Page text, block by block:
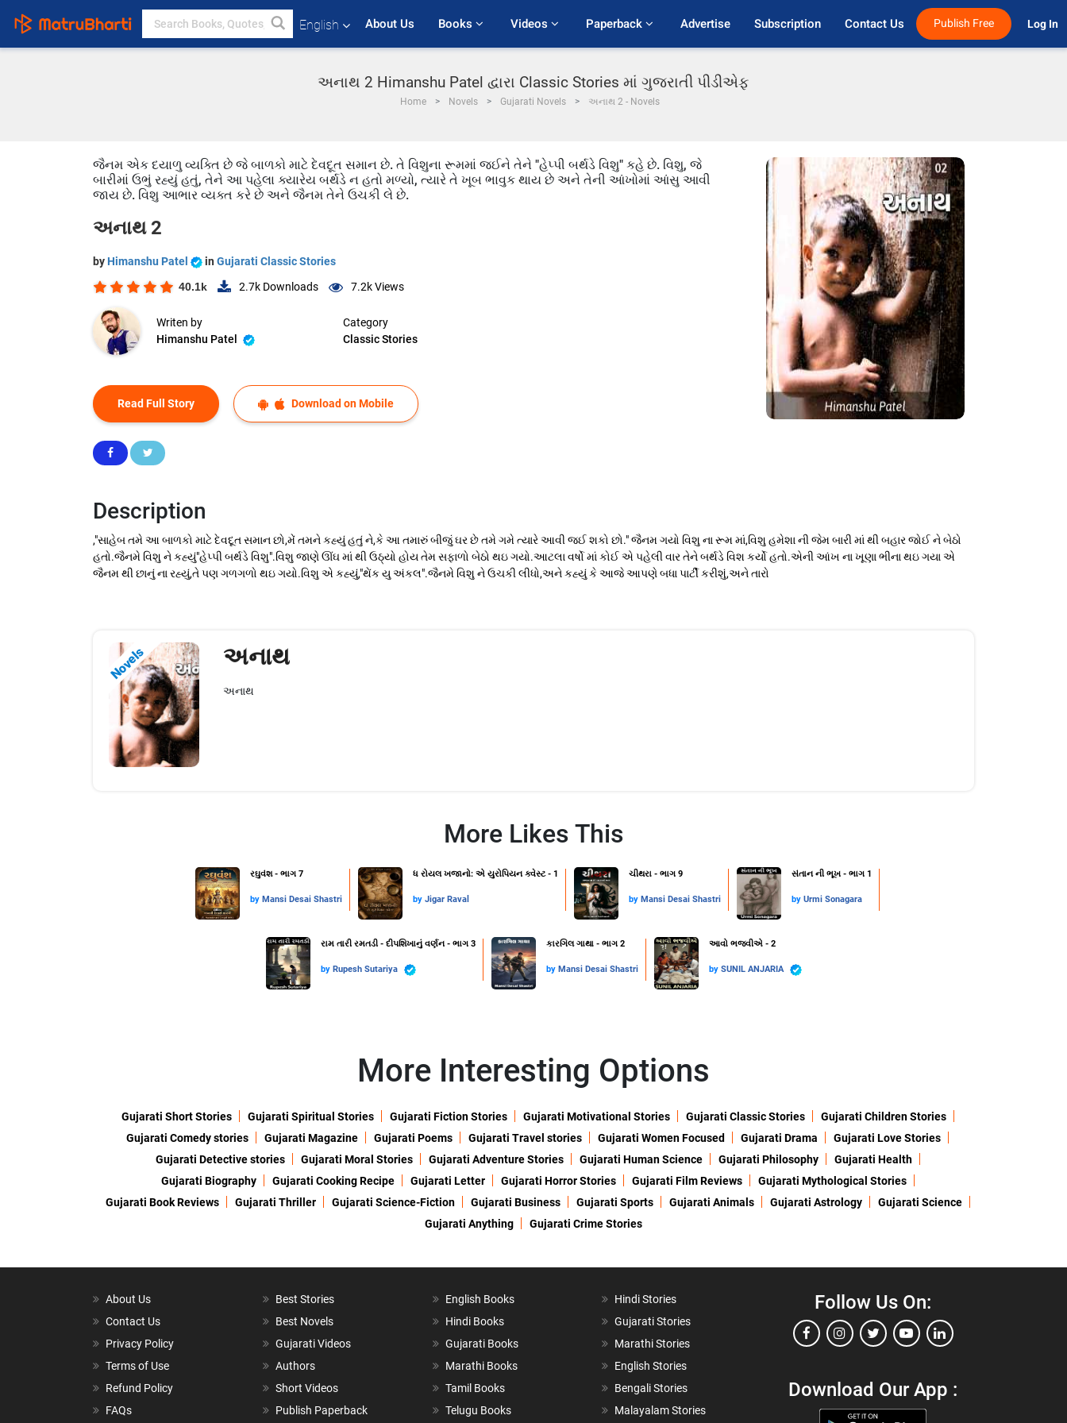
English About Us Books Videos Paperback Advertise Subscription Contact Us Publish Free Log In
અનાથ 2 Himanshu Patel દ્વારા Classic Stories માં ગુજરાતી પીડીએફ
Home Novels Gujarati Novels અનાથ 2 - Novels
જૈનમ એક દયાળુ વ્યક્તિ છે જે બાળકો માટે દેવદૂત સમાન છે. તે વિશુના રૂમમાં જઈને તેને "હેપ્પી બર્થડે વિશુ" કહે છે. વિશુ, જે
બારીમાં ઉભું રહ્યું હતું, તેને આ પહેલા ક્યારેય બર્થડે ન હતો મળ્યો, ત્યારે તે ખૂબ ભાવુક થાય છે અને તેની આંખોમાં આંસુ આવી
જાય છે. વિશુ આભાર વ્યક્ત કરે છે અને જૈનમ તેને ઉચકી લે છે.
અનાથ 2
by Himanshu Patel in Gujarati Classic Stories
40.1k 2.7k Downloads 7.2kViews
Writen by
Himanshu Patel
Category
Classic Stories
Read Full Story Download on Mobile
Description
,"સાહેબ તમે આ બાળકો માટે દેવદૂત સમાન છો,મેં તમને કહ્યું હતું ને,કે આ તમારું બીજું ઘર છે તમે ગમે ત્યારે આવી જઈ શકો છો." જૈનમ ગયો વિશુ ના રૂમ માં,વિશુ હમેશા ની જેમ બારી માં થી બહાર જોઈ ને બેઠો
હતો.જૈનમે વિશુ ને કહ્યું"હેપ્પી બર્થડે વિશુ".વિશુ જાણે ઊંઘ માં થી ઉઠ્યો હોય તેમ સફાળો બેઠો થઇ ગયો.આટલા વર્ષો માં કોઈ એ પહેલી વાર તેને બર્થડે વિશ કર્યો હતો.એની આંખ ના ખૂણા ભીના થઇ ગયા એ
જૈનમ થી છાનું ના રહ્યું,તે પણ ગળગળો થઇ ગયો.વિશુ એ કહ્યું,"થેંક યુ અંકલ".જૈનમે વિશુ ને ઉચકી લીધો,અને કહ્યું કે આજે આપણે બધા પાર્ટી કરીશું,અને તારો
Novels અનાથ
અનાથ
More Likes This
રઘુવંશ - ભાગ 7
by Mansi Desai Shastri
ધ રોયલ ખજાનો: એ યુરોપિયન ક્વેસ્ટ - 1
by Jigar Raval
ચીથરા - ભાગ 9
by Mansi Desai Shastri
સંતાન ની ભૂખ - ભાગ 1
by Urmi Sonagara
રામ તારી રમતડી - દીપશિખાનું વર્ણન - ભાગ 3
by Rupesh Sutariya
કારગિલ ગાથા - ભાગ 2
by Mansi Desai Shastri
આવો ભજવીએ - 2
by SUNIL ANJARIA
More Interesting Options
Gujarati Short Stories Gujarati Spiritual Stories Gujarati Fiction Stories Gujarati Motivational Stories Gujarati Classic Stories
Gujarati Children Stories
Gujarati Comedy stories
Gujarati Magazine Gujarati Poems Gujarati Travel stories Gujarati Women Focused Gujarati Drama
Gujarati Love Stories
Gujarati Detective stories
Gujarati Moral Stories Gujarati Adventure Stories Gujarati Human Science Gujarati Philosophy
Gujarati Health
Gujarati Biography
Gujarati Cooking Recipe Gujarati Letter Gujarati Horror Stories Gujarati Film Reviews
Gujarati Mythological Stories
Gujarati Book Reviews
Gujarati Thriller Gujarati Science-Fiction Gujarati Business Gujarati Sports Gujarati Animals Gujarati Astrology
Gujarati Science
Gujarati Anything
Gujarati Crime Stories
About Us
Contact Us
Privacy Policy
Terms of Use
Refund Policy
FAQs
Best Stories
Best Novels
Gujarati Videos
Authors
Short Videos
Publish Paperback
English Books
Hindi Books
Gujarati Books
Marathi Books
Tamil Books
Telugu Books
Hindi Stories
Gujarati Stories
Marathi Stories
English Stories
Bengali Stories
Malayalam Stories
Follow Us On:
Download Our App :